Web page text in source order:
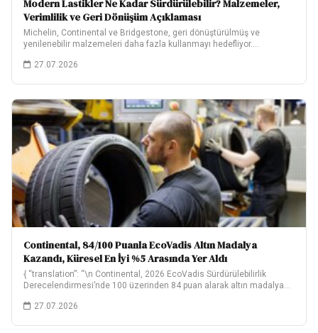
Modern Lastikler Ne Kadar Sürdürülebilir? Malzemeler,
Verimlilik ve Geri Dönüşüm Açıklaması
Michelin, Continental ve Bridgestone, geri dönüştürülmüş ve
yenilenebilir malzemeleri daha fazla kullanmayı hedefliyor.
27.07.2026
Continental, 84/100 Puanla EcoVadis Altın Madalya
Kazandı, Küresel En İyi %5 Arasında Yer Aldı
{ “translation”: “\n Continental, 2026 EcoVadis Sürdürülebilirlik
Derecelendirmesi’nde 100 üzerinden 84 puan alarak altın madalya…
27.07.2026